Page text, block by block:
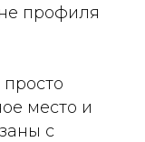
профиля
место и
с